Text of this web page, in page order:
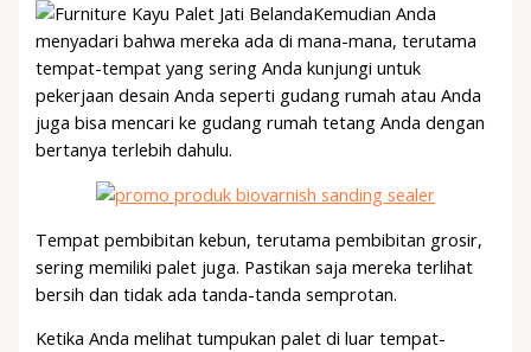
Kemudian Anda
menyadari bahwa mereka ada di mana-mana, terutama
tempat-tempat yang sering Anda kunjungi untuk
pekerjaan desain Anda seperti gudang rumah atau Anda
juga bisa mencari ke gudang rumah tetang Anda dengan
bertanya terlebih dahulu.
Tempat pembibitan kebun, terutama pembibitan grosir,
sering memiliki palet juga. Pastikan saja mereka terlihat
bersih dan tidak ada tanda-tanda semprotan.
Ketika Anda melihat tumpukan palet di luar tempat-